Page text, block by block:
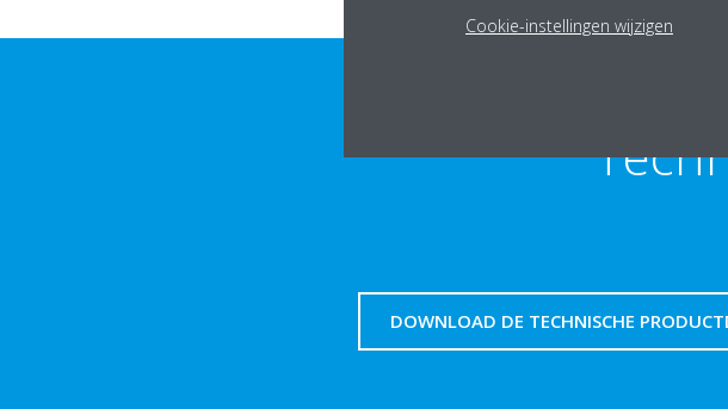
DOWNLOAD DE TECHNISCHE
Cookie-instellingen wijzigen